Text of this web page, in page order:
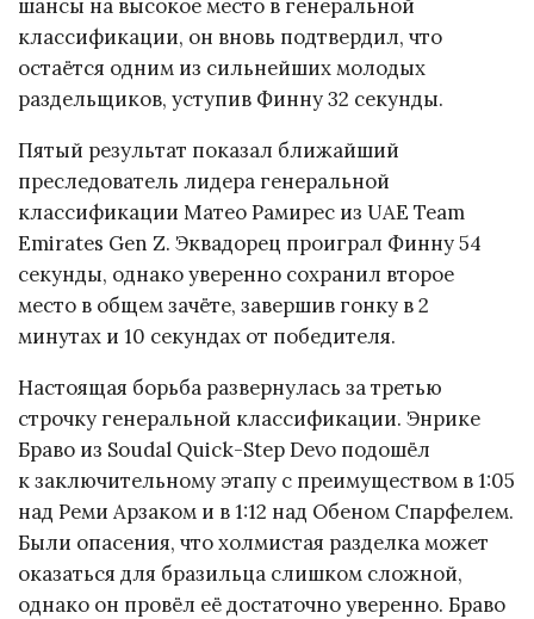
шансы на высокое место в генеральной
классификации, он вновь подтвердил, что
остаётся одним из сильнейших молодых
раздельщиков, уступив Финну 32 секунды.
Пятый результат показал ближайший
преследователь лидера генеральной
классификации Матео Рамирес из UAE Team
Emirates Gen Z. Эквадорец проиграл Финну 54
секунды, однако уверенно сохранил второе
место в общем зачёте, завершив гонку в 2
минутах и 10 секундах от победителя.
Настоящая борьба развернулась за третью
строчку генеральной классификации. Энрике
Браво из Soudal Quick-Step Devo подошёл
к заключительному этапу с преимуществом в 1:05
над Реми Арзаком и в 1:12 над Обеном Спарфелем.
Были опасения, что холмистая разделка может
оказаться для бразильца слишком сложной,
однако он провёл её достаточно уверенно. Браво